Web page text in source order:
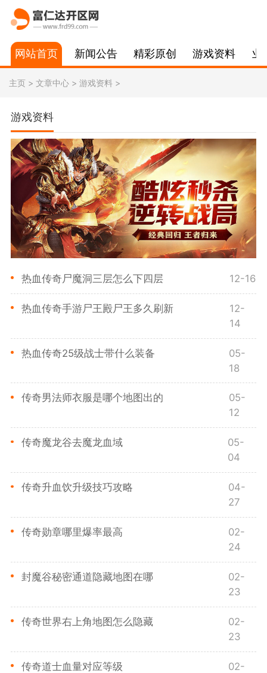
网站首页 新闻公告 精彩原创 游戏资料 业
主页 > 文章中心 > 游戏资料 >
游戏资料
热血传奇尸魔洞三层怎么下四层 12-16
热血传奇手游尸王殿尸王多久刷新
12-
14
热血传奇25级战士带什么装备
05-
18
传奇男法师衣服是哪个地图出的
05-
12
传奇魔龙谷去魔龙血域
05-
04
传奇升血饮升级技巧攻略
04-
27
传奇勋章哪里爆率最高
02-
24
封魔谷秘密通道隐藏地图在哪
02-
23
传奇世界右上角地图怎么隐藏
02-
23
传奇道士血量对应等级
02-